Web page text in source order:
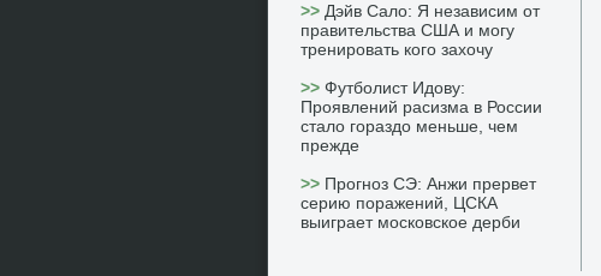
>> Дэйв Сало: Я независим от
правительства США и могу
тренировать кого захочу
>> Футболист Идову:
Проявлений расизма в России
стало гораздо меньше, чем
прежде
>> Прогноз СЭ: Анжи прервет
серию поражений, ЦСКА
выиграет московское дерби